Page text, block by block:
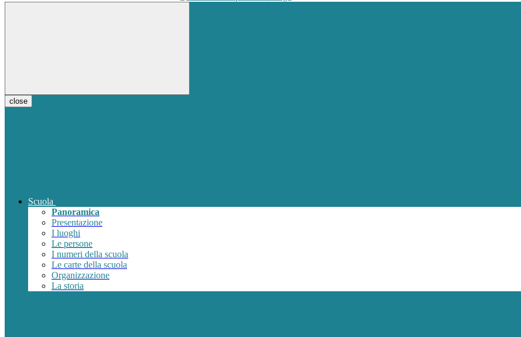
close
Scuola
Panoramica
Presentazione
I luoghi
Le persone
I numeri della scuola
Le carte della scuola
Organizzazione
La storia